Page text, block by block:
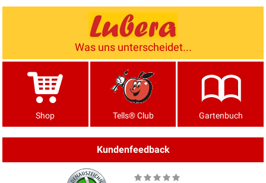
Was uns unterscheidet...
Shop Tells® Club Gartenbuch
Kundenfeedback